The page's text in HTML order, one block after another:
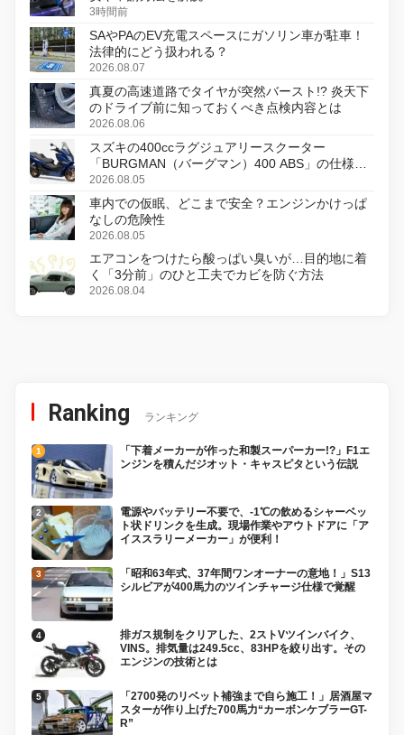
3時間前
SAやPAのEV充電スペースにガソリン車が駐車！
法律的にどう扱われる？
2026.08.07
真夏の高速道路でタイヤが突然バースト!? 炎天下
のドライブ前に知っておくべき点検内容とは
2026.08.06
スズキの400ccラグジュアリースクーター
「BURGMAN（バーグマン）400 ABS」の仕様を
変更し、8月18日に発売
2026.08.05
車内での仮眠、どこまで安全？エンジンかけっぱ
なしの危険性
2026.08.05
エアコンをつけたら酸っぱい臭いが…目的地に着
く「3分前」のひと工夫でカビを防ぐ方法
2026.08.04
Ranking ランキング
「下着メーカーが作った和製スーパーカー!?」F1エ
ンジンを積んだジオット・キャスピタという伝説
電源やバッテリー不要で、-1℃の飲めるシャーベッ
ト状ドリンクを生成。現場作業やアウトドアに「ア
イススラリーメーカー」が便利！
「昭和63年式、37年間ワンオーナーの意地！」S13
シルビアが400馬力のツインチャージ仕様で覚醒
排ガス規制をクリアした、2ストVツインバイク、
VINS。排気量は249.5cc、83HPを絞り出す。その
エンジンの技術とは
「2700発のリベット補強まで自ら施工！」居酒屋マ
スターが作り上げた700馬力“カーボンケブラーGT-
R”